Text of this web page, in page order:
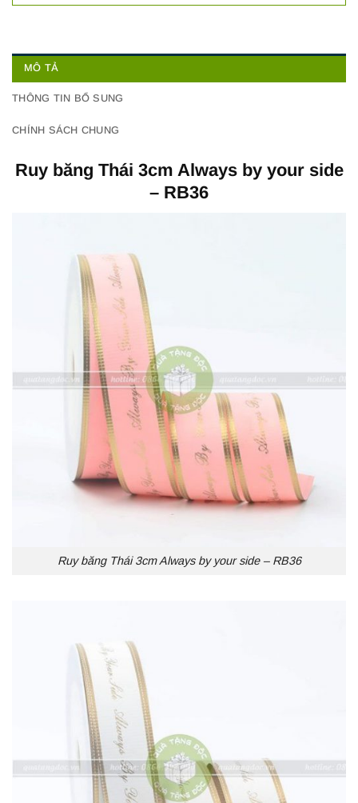
MÔ TẢ
THÔNG TIN BỔ SUNG
CHÍNH SÁCH CHUNG
Ruy băng Thái 3cm Always by your side
– RB36
Ruy băng Thái 3cm Always by your side – RB36